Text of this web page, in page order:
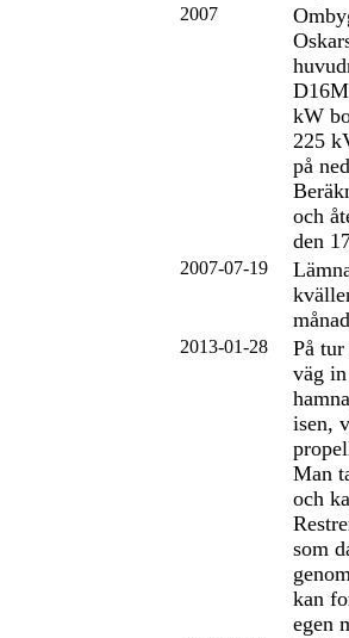
2007
kW
225
på
och
den
2007-07-19
2013-01-28
På
väg
isen,
Man
och
som
kan
egen